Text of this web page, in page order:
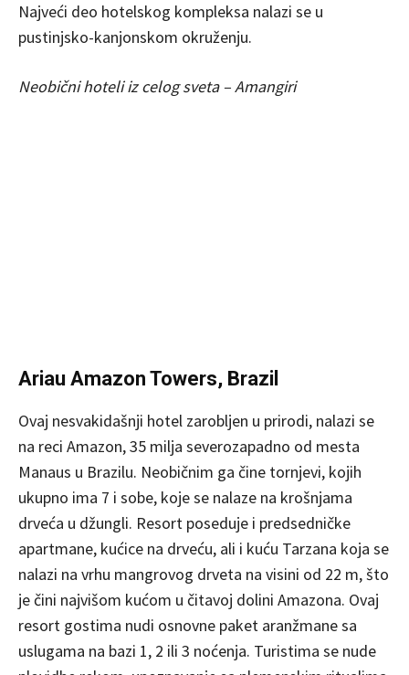
Najveći deo hotelskog kompleksa nalazi se u
pustinjsko-kanjonskom okruženju.
Neobični hoteli iz celog sveta – Amangiri
Ariau Amazon Towers, Brazil
Ovaj nesvakidašnji hotel zarobljen u prirodi, nalazi se
na reci Amazon, 35 milja severozapadno od mesta
Manaus u Brazilu. Neobičnim ga čine tornjevi, kojih
ukupno ima 7 i sobe, koje se nalaze na krošnjama
drveća u džungli. Resort poseduje i predsedničke
apartmane, kućice na drveću, ali i kuću Tarzana koja se
nalazi na vrhu mangrovog drveta na visini od 22 m, što
je čini najvišom kućom u čitavoj dolini Amazona. Ovaj
resort gostima nudi osnovne paket aranžmane sa
uslugama na bazi 1, 2 ili 3 noćenja. Turistima se nude